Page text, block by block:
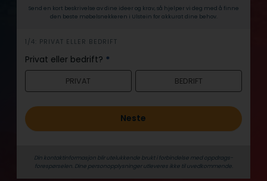
Send en kort beskrivelse av dine ideer og krav, så hjelper vi deg med å finne
den beste møbelsnekkeren i Ulstein for akkurat dine behov.
h
e
r
1/4: PRIVAT ELLER BEDRIFT
Privat eller bedrift? *
PRIVAT BEDRIFT
Neste
Din kontaktinformasjon blir utelukkende brukt i forbindelse med oppdrags­
forespørselen. Dine person­­opplysninger utleveres ikke til uvedkommende.